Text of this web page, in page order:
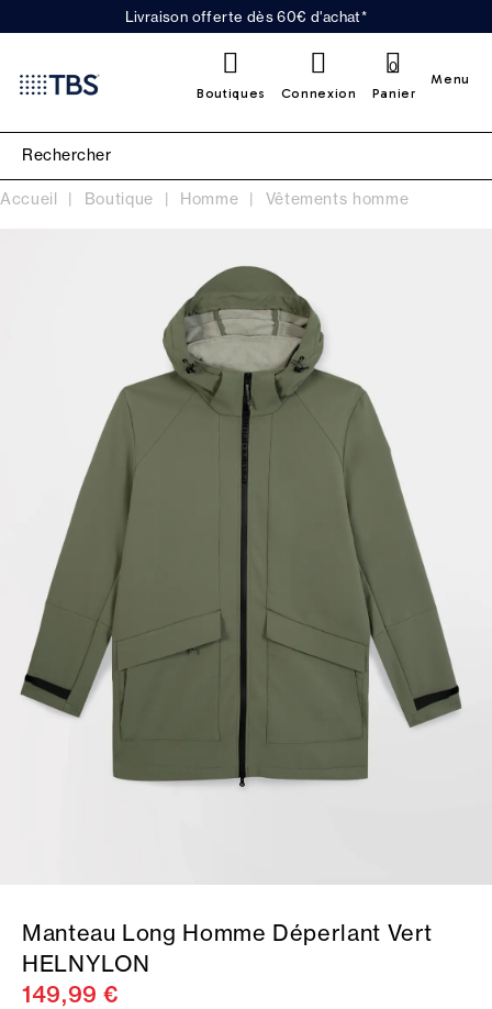
Livraison offerte dès 60€ d'achat*
Boutiques Connexion Panier
0
Menu
Accueil Boutique Homme Vêtements homme
Manteau Long Homme Déperlant Vert
HELNYLON
149,99 €